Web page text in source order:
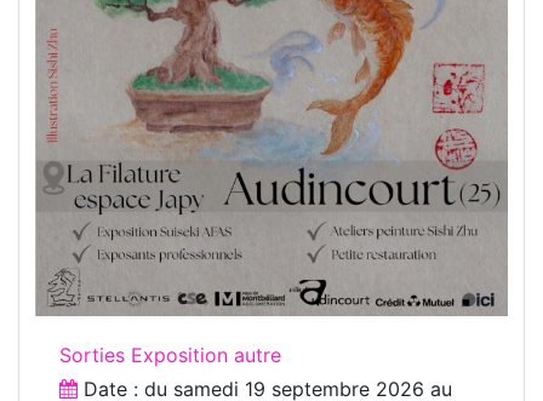
Sorties Exposition autre
Date : du samedi 19 septembre 2026 au